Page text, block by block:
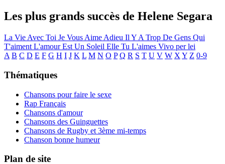
Les plus grands succès de Helene Segara
La Vie Avec Toi Je Vous Aime Adieu Il Y A Trop De Gens Qui
T'aiment L'amour Est Un Soleil Elle Tu L'aimes Vivo per lei
A B C D E F G H I J K L M N O P Q R S T U V W X Y Z 0-9
Thématiques
Chansons pour faire le sexe
Rap Français
Chansons d'amour
Chansons des Guinguettes
Chansons de Rugby et 3ème mi-temps
Chanson bonne humeur
Plan de site